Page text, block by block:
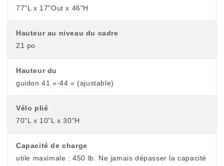
77"L x 17"Out x 46"H
Hauteur au niveau du cadre
21 po
Hauteur du
guidon 41 »-44 » (ajustable)
Vélo plié
70"L x 10"L x 30"H
Capacité de charge
utile maximale : 450 lb. Ne jamais dépasser la capacité